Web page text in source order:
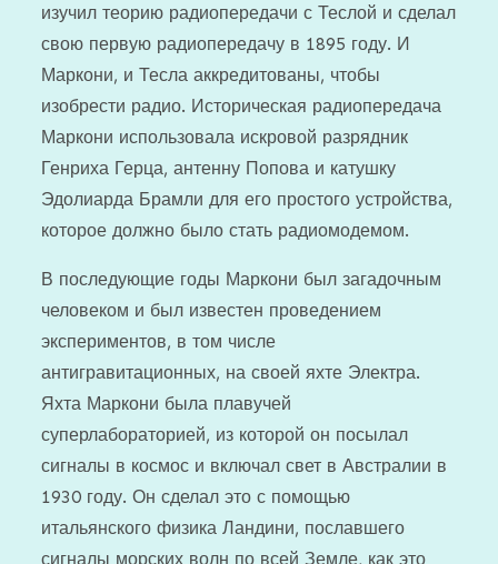
изучил теорию радиопередачи с Теслой и сделал
свою первую радиопередачу в 1895 году. И
Маркони, и Тесла аккредитованы, чтобы
изобрести радио. Историческая радиопередача
Маркони использовала искровой разрядник
Генриха Герца, антенну Попова и катушку
Эдолиарда Брамли для его простого устройства,
которое должно было стать радиомодемом.
В последующие годы Маркони был загадочным
человеком и был известен проведением
экспериментов, в том числе
антигравитационных, на своей яхте Электра.
Яхта Маркони была плавучей
суперлабораторией, из которой он посылал
сигналы в космос и включал свет в Австралии в
1930 году. Он сделал это с помощью
итальянского физика Ландини, пославшего
сигналы морских волн по всей Земле, как это